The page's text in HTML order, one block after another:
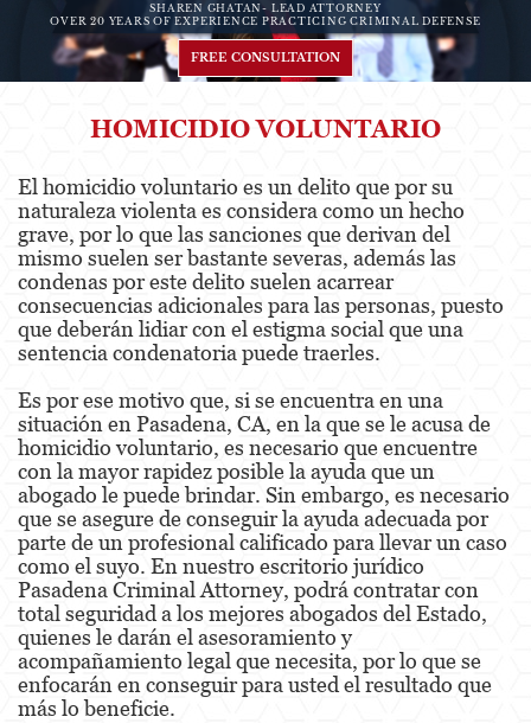
Áreas de Práctica
Asalto y Agresión
Agresión
Agresión contra un Agente del Orden
Público
Asalto contra un Funcionario Público
Asalto con Arma Mortal
Agresión que causa lesiones corporales
graves
Asuntos Posteriores a la Condena
Anulando o Rechazando una Condena
Certificado de Rehabilitación
Eliminación de Antecedentes Penales
Libertad Condicional Bajo Palabra
SHAREN GHATAN- LEAD ATTORNEY
OVER 20 YEARS OF EXPERIENCE PRACTICING CRIMINAL DEFENSE
FREE CONSULTATION
HOMICIDIO VOLUNTARIO
El homicidio voluntario es un delito que por su
naturaleza violenta es considera como un hecho
grave, por lo que las sanciones que derivan del
mismo suelen ser bastante severas, además las
condenas por este delito suelen acarrear
consecuencias adicionales para las personas, puesto
que deberán lidiar con el estigma social que una
sentencia condenatoria puede traerles.
Es por ese motivo que, si se encuentra en una
situación en Pasadena, CA, en la que se le acusa de
homicidio voluntario, es necesario que encuentre
con la mayor rapidez posible la ayuda que un
abogado le puede brindar. Sin embargo, es necesario
que se asegure de conseguir la ayuda adecuada por
parte de un profesional calificado para llevar un caso
como el suyo. En nuestro escritorio jurídico
Pasadena Criminal Attorney, podrá contratar con
total seguridad a los mejores abogados del Estado,
quienes le darán el asesoramiento y
acompañamiento legal que necesita, por lo que se
enfocarán en conseguir para usted el resultado que
más lo beneficie.